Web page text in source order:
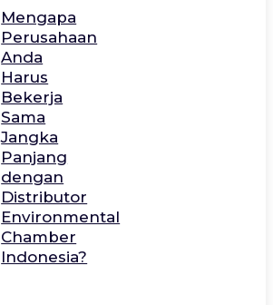
Mengapa
Perusahaan
Anda
Harus
Bekerja
Sama
Jangka
Panjang
dengan
Distributor
Environmental
Chamber
Indonesia?